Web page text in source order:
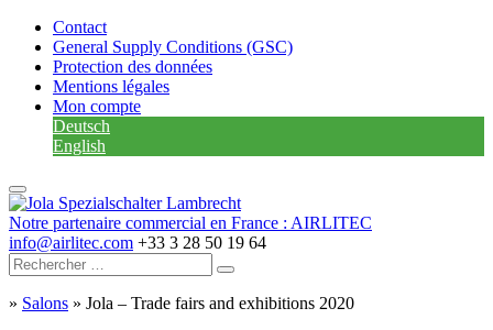
Contact
General Supply Conditions (GSC)
Protection des données
Mentions légales
Mon compte
Deutsch
English
Notre partenaire commercial en France : AIRLITEC
info@airlitec.com +33 3 28 50 19 64
» Salons » Jola – Trade fairs and exhibitions 2020